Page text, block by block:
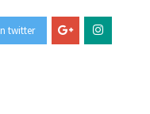
twitter